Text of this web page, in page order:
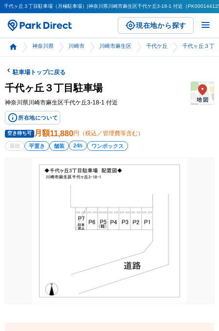
千代ヶ丘３丁目駐車場（月極駐車場）|神奈川県川崎市麻生区千代ケ丘3-18-1 付近（
現在地から探す
神奈川県 川崎市 川崎市麻生区 千代ケ丘 千代ヶ丘３丁
駐車場トップに戻る
千代ヶ丘３丁目駐車場
神奈川県川崎市麻生区千代ケ丘3-18-1 付近
所在地について
空き待ち可 月額11,880円（税込／管理費等含む）
屋根 平置き 舗装 24h ワンボックス